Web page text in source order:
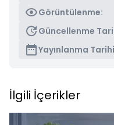
Görüntülenme:
Güncellenme
Yayınlanma
İlgili İçerikler